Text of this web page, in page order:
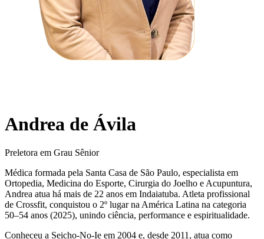
Andrea de Ávila
Preletora em Grau Sênior
Médica formada pela Santa Casa de São Paulo, especialista em
Ortopedia, Medicina do Esporte, Cirurgia do Joelho e Acupuntura,
Andrea atua há mais de 22 anos em Indaiatuba. Atleta profissional
de Crossfit, conquistou o 2º lugar na América Latina na categoria
50–54 anos (2025), unindo ciência, performance e espiritualidade.
Conheceu a Seicho-No-Ie em 2004 e, desde 2011, atua como